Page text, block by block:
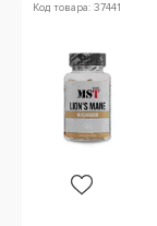
Код товара: 37441